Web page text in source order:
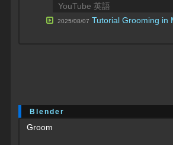
YouTube 英語
2025/08/07 Tutorial Grooming in
Blender
Groom